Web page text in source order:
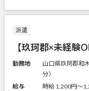
派遣
【玖珂郡×未経験
勤務地
山口県玖珂郡和
分）
給与
時給 1,200円〜